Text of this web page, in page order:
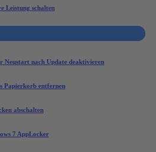
Leistung schalten
Neustart nach Update deaktivieren
Papierkorb entfernen
abschalten
7 AppLocker